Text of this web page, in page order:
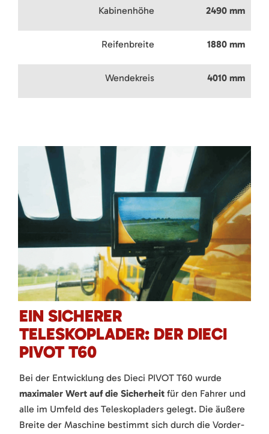
Kabinenhöhe 2490 mm
Reifenbreite 1880 mm
Wendekreis 4010 mm
EIN SICHERER
TELESKOPLADER: DER DIECI
PIVOT T60
Bei der Entwicklung des Dieci PIVOT T60 wurde
maximaler Wert auf die Sicherheit für den Fahrer und
alle im Umfeld des Teleskopladers gelegt. Die äußere
Breite der Maschine bestimmt sich durch die Vorder-